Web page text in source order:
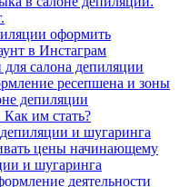
оформить
в Инстаграм
салона депиляции
ресепшена и зоны
депиляции
им стать?
и шугаринга
цены начинающему
и шугаринга
деятельности